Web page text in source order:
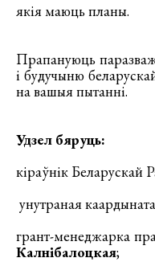
якія маюць планы.
Прапануюць
і будучыню
на вашыя пытанні.
Удзел бяруць:
кіраўнік Беларускай
унутраная
грант-менеджарка
Калнібалоцкая;